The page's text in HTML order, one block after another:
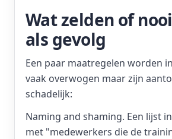
Wat zelden of
als gevolg
Een paar maatregelen worden
vaak overwogen maar zijn
schadelijk:
Naming and shaming. Een lijst
met "medewerkers die de